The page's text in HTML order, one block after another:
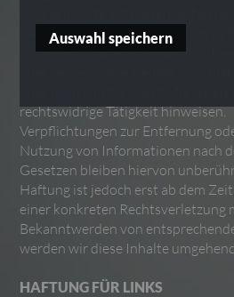
Gesetzen verantwortlich. Nach §§
als Diensteanbieter jedoch nicht
rechtswidrige Tätigkeit hinweisen.
Verpflichtungen zur Entfernung
Nutzung von Informationen nach
Gesetzen bleiben hiervon
Haftung ist jedoch erst ab dem
einer konkreten Rechtsverletzung
Bekanntwerden von
werden wir diese Inhalte
HAFTUNG FÜR LINKS